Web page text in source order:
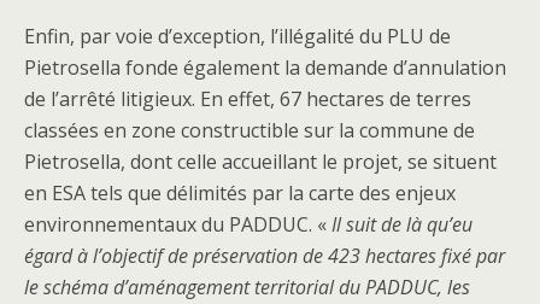
Enfin, par voie d’exception, l’illégalité du PLU de
Pietrosella fonde également la demande d’annulation
de l’arrêté litigieux. En effet, 67 hectares de terres
classées en zone constructible sur la commune de
Pietrosella, dont celle accueillant le projet, se situent
en ESA tels que délimités par la carte des enjeux
environnementaux du PADDUC. «Il suit de là qu’eu
égard à l’objectif de préservation de 423 hectares fixé par
le schéma d’aménagement territorial du PADDUC, les